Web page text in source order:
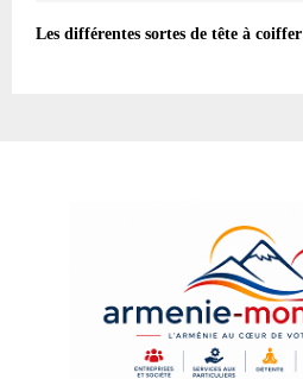
Les différentes sortes de tête à coiffer